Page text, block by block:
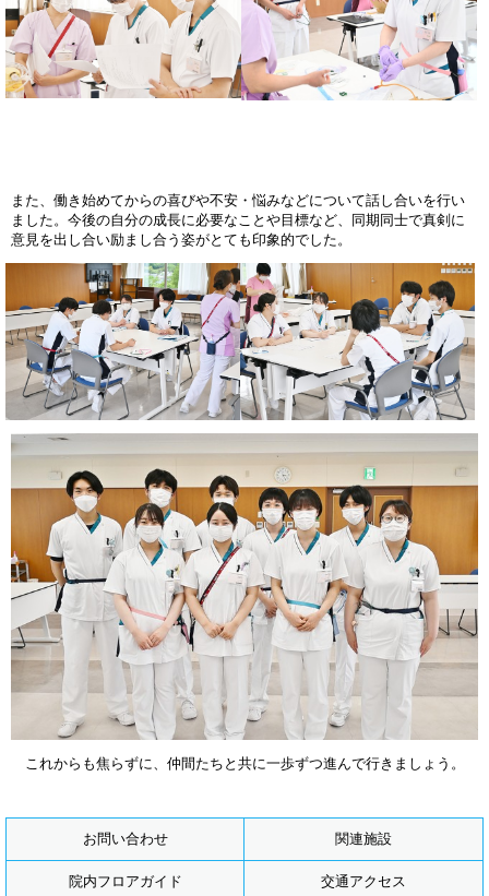
また、働き始めてからの喜びや不安・悩みなどについて話し合いを行い
ました。今後の自分の成長に必要なことや目標など、同期同士で真剣に
意見を出し合い励まし合う姿がとても印象的でした。
これからも焦らずに、仲間たちと共に一歩ずつ進んで行きましょう。
お問い合わせ 関連施設
院内フロアガイド 交通アクセス